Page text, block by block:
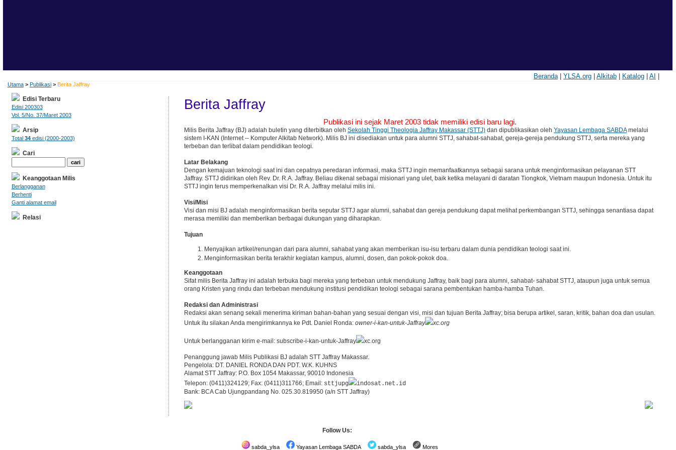
Beranda| YLSA.org| Alkitab| Katalog| AI
Utama > Publikasi > Berita Jaffray
Berita Jaffray
Publikasi ini sejak Maret 2003 tidak memiliki edisi baru lagi.
Milis Berita Jaffray (BJ) adalah buletin yang diterbitkan oleh Sekolah Tinggi Theologia Jaffray Makassar (STTJ)dan dipublikasikan oleh Yayasan Lembaga SABDAmelalui
sistem I-KAN (Internet -- Komputer Alkitab Network). Milis BJ ini disediakan untuk para alumni STTJ, sahabat-sahabat, gereja-gereja pendukung STTJ, serta mereka yang
terbeban dan terlibat dalam pendidikan teologi.
Latar Belakang
Dengan kemajuan teknologi saat ini dan cepatnya peredaran informasi, maka STTJ ingin memanfaatkannya sebagai sarana untuk menginformasikan pelayanan STT
Jaffray. STTJ didirikan oleh Rev. Dr. R.A. Jaffray. Beliau dikenal sebagai misionari yang ulet, baik ketika melayani di daratan Tiongkok, Vietnam maupun Indonesia. Untuk itu
STTJ ingin terus memperkenalkan visi Dr. R.A. Jaffray melalui milis ini.
Visi/Misi
Visi dan misi BJ adalah menginformasikan berita seputar STTJ agar alumni, sahabat dan gereja pendukung dapat melihat perkembangan STTJ, sehingga senantiasa dapat
merasa memiliki dan memberikan berbagai dukungan yang diharapkan.
Tujuan
Menyajikan artikel/renungan dari para alumni, sahabat yang akan memberikan isu-isu terbaru dalam dunia pendidikan teologi saat ini.
Menginformasikan berita terakhir kegiatan kampus, alumni, dosen, dan pokok-pokok doa.
Keanggotaan
Sifat milis Berita Jaffray ini adalah terbuka bagi mereka yang terbeban untuk mendukung Jaffray, baik bagi para alumni, sahabat- sahabat STTJ, ataupun juga untuk semua
orang Kristen yang rindu dan terbeban mendukung institusi pendidikan teologi sebagai sarana pembentukan hamba-hamba Tuhan.
Redaksi dan Administrasi
Redaksi akan senang sekali menerima kiriman bahan-bahan yang sesuai dengan visi, misi dan tujuan Berita Jaffray; bisa berupa artikel, saran, kritik, bahan doa dan usulan.
Untuk itu silakan Anda mengirimkannya ke Pdt. Daniel Ronda: owner-i-kan-untuk-Jaffray xc.org
Untuk berlangganan kirim e-mail: subscribe-i-kan-untuk-Jaffray xc.org
Penanggung jawab Milis Publikasi BJ adalah STT Jaffray Makassar.
Pengelola: DT. DANIEL RONDA DAN PDT. W.K. KUHNS
Alamat STT Jaffray: P.O. Box 1054 Makassar, 90010 Indonesia
Telepon: (0411)324129; Fax: (0411)311766; Email: sttjupg
indosat.net.id
Bank: BCA Cab Ujungpandang No. 025.30.819950 (a/n STT Jaffray)
Edisi Terbaru
Edisi 200303
Vol. 5/No. 37/Maret 2003
Arsip
Total 34edisi (2000-2003)
Cari
Keanggotaan Milis
Berlangganan
Berhenti
Ganti alamat email
Relasi
Follow Us:
sabda_ylsa Yayasan Lembaga SABDA sabda_ylsa Mores